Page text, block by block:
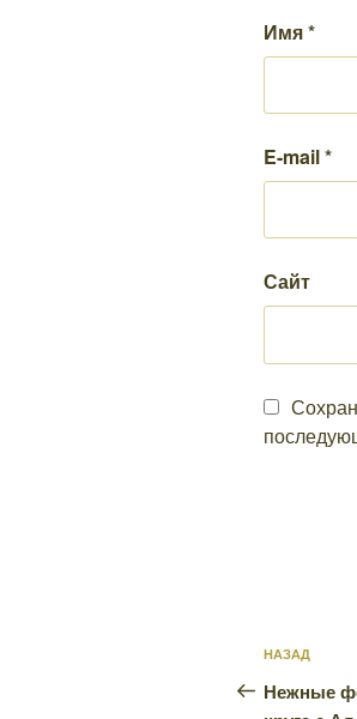
Имя*
E-mail*
Сайт
по
запись:
НАЗАД
Нежные